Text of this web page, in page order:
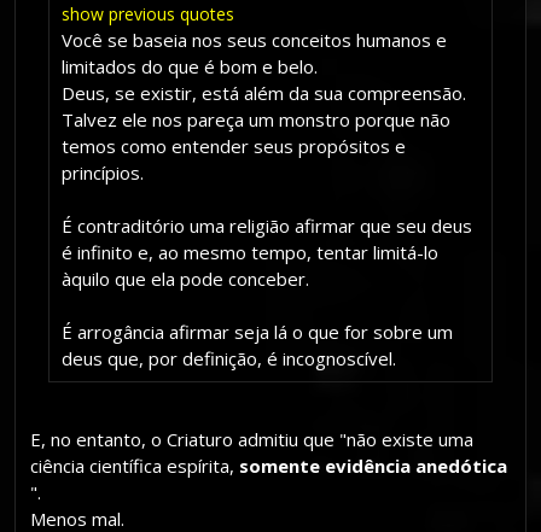
show previous quotes
Você se baseia nos seus conceitos humanos e
limitados do que é bom e belo.
Deus, se existir, está além da sua compreensão.
Talvez ele nos pareça um monstro porque não
temos como entender seus propósitos e
princípios.
É contraditório uma religião afirmar que seu deus
é infinito e, ao mesmo tempo, tentar limitá-lo
àquilo que ela pode conceber.
É arrogância afirmar seja lá o que for sobre um
deus que, por definição, é incognoscível.
E, no entanto, o Criaturo admitiu que "não existe uma
ciência científica espírita, somente evidência anedótica
".
Menos mal.